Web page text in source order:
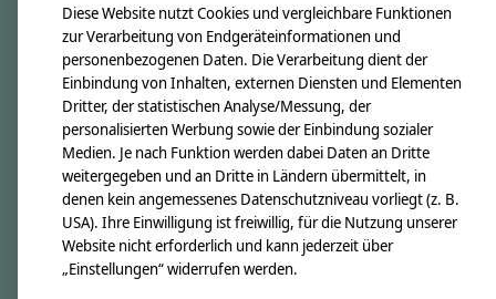
crêpes suzette
Über uns
Unsere Creppies
Nähkästchen
Unsere Stoffe
Impressum
Diese Website nutzt Cookies und vergleichbare Funktionen
zur Verarbeitung von Endgeräteinformationen und
personenbezogenen Daten. Die Verarbeitung dient der
Einbindung von Inhalten, externen Diensten und Elementen
Dritter, der statistischen Analyse/Messung, der
personalisierten Werbung sowie der Einbindung sozialer
Medien. Je nach Funktion werden dabei Daten an Dritte
weitergegeben und an Dritte in Ländern übermittelt, in
denen kein angemessenes Datenschutzniveau vorliegt (z. B.
USA). Ihre Einwilligung ist freiwillig, für die Nutzung unserer
Website nicht erforderlich und kann jederzeit über
„Einstellungen“ widerrufen werden.